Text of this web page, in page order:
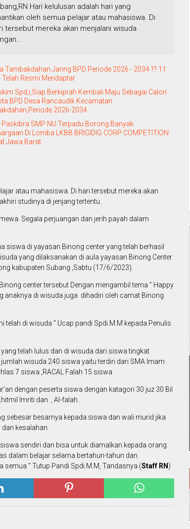
Hari kelulusan adalah hari yang
oleh semua pelajar atau mahasiswa. Di
tersebut mereka akan menjalani wisuda
Tambakdahan Jaring BPD Periode 2026 - 2034 ?? 11
Telah Resmi Mendaptar
Spd,i,Siap Berkiprah Kembali Maju Sebagai Calon
BPD Desa Rancaudik Kecamatan
2026-2034
SMP NU Terpadu Borong Banyak
Di Lomba LKBB BRIGIDIG CORP COMPETITION
Jawa Barat
atau mahasiswa. Di hari tersebut mereka akan
studinya di jenjang tertentu.
Segala perjuangan dan jerih payah dalam
siswa di yayasan Binong center yang telah berhasil
yang dilaksanakan di aula yayasan Binong Center
kabupaten Subang ,Sabtu (17/6/2023).
center tersebut Dengan mengambil tema " Happy
anaknya di wisuda juga dihadiri oleh camat Binong
di wisuda " Ucap pandi Spdi.M.M kepada Penulis
telah lulus dan di wisuda dari siswa tingkat
wisuda 240 siswa yaitu terdiri dari SMA lmam
7 siswa ,RACAL Falah 15 siswa .
dengan peserta siswa dengan katagori 30 juz 30 Bil
lmriti dan , Al-falah .
sebesar besarnya kepada siswa dan wali murid jika
kesalahan .
sendiri dan bisa untuk diamalkan kepada orang
dalam belajar selama bertahun-tahun dan
semua " Tutup Pandi Spdi.M.M, Tandasnya.(Staff RN)